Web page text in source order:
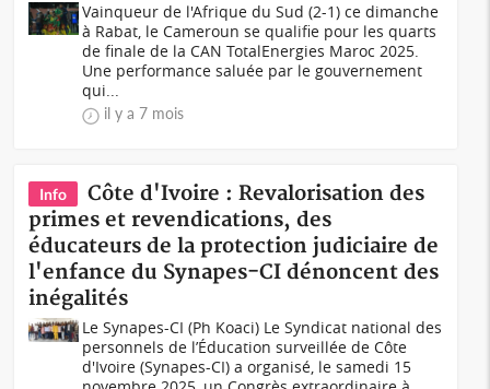
Vainqueur de l'Afrique du Sud (2-1) ce dimanche
à Rabat, le Cameroun se qualifie pour les quarts
de finale de la CAN TotalEnergies Maroc 2025.
Une performance saluée par le gouvernement
qui...
il y a 7 mois
Info
Côte d'Ivoire : Revalorisation des
primes et revendications, des
éducateurs de la protection judiciaire de
l'enfance du Synapes-CI dénoncent des
inégalités
Le Synapes-CI (Ph Koaci) Le Syndicat national des
personnels de l’Éducation surveillée de Côte
d'Ivoire (Synapes-CI) a organisé, le samedi 15